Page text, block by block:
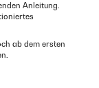
Anleitung.
ab dem ersten